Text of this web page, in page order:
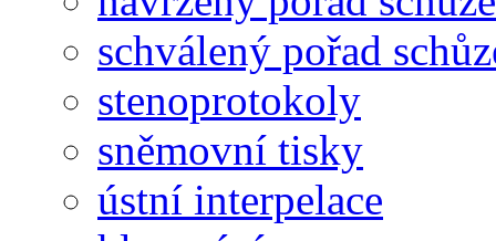
schválený pořad
stenoprotokoly
sněmovní tisky
ústní interpelace